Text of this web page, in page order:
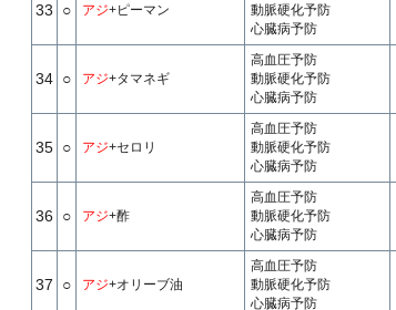
33 ○ アジ+ピーマン
動脈硬化予防
心臓病予防
34 ○ アジ+タマネギ
高血圧予防
動脈硬化予防
心臓病予防
35 ○ アジ+セロリ
高血圧予防
動脈硬化予防
心臓病予防
36 ○ アジ+酢
高血圧予防
動脈硬化予防
心臓病予防
37 ○ アジ+オリーブ油
高血圧予防
動脈硬化予防
心臓病予防